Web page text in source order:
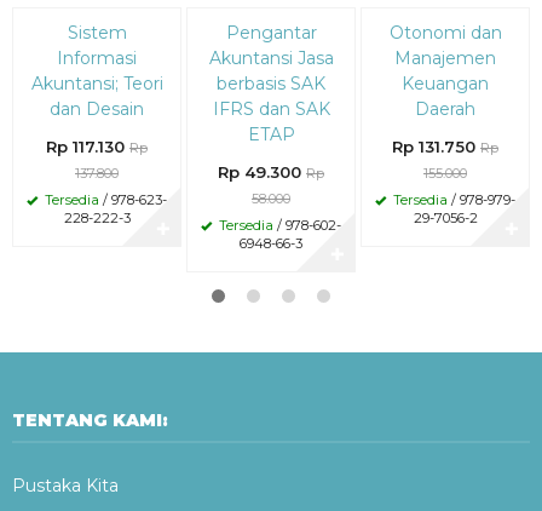
Sistem
Informasi
Akuntansi; Teori
dan Desain
Rp 117.130 Rp
137.800
Tersedia / 978-623-
228-222-3
Diskon
15%Pengantar
Akuntansi Jasa
berbasis SAK
IFRS dan SAK
ETAP
Rp 49.300 Rp
58.000
Tersedia / 978-602-
6948-66-3
Diskon
15%Otonomi dan
Manajemen
Keuangan
Daerah
Rp 131.750 Rp
155.000
Tersedia / 978-979-
29-7056-2
TENTANG KAMI:
Pustaka Kita